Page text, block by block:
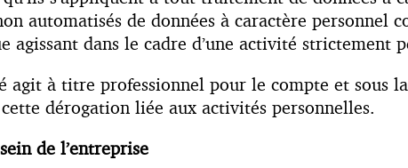
automatisés de données à caractère personnel
agissant dans le cadre d’une activité strictement
agit à titre professionnel pour le compte et sous
dérogation liée aux activités personnelles.
de l’entreprise